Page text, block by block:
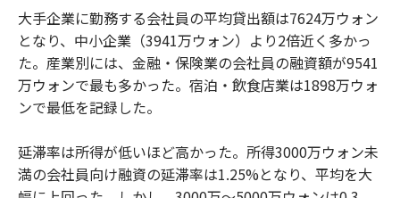
大手企業に勤務する会社員の平均貸出額は7624万ウォン
となり、中小企業（3941万ウォン）より2倍近く多かっ
た。産業別には、金融・保険業の会社員の融資額が9541
万ウォンで最も多かった。宿泊・飲食店業は1898万ウォ
ンで最低を記録した。
延滞率は所得が低いほど高かった。所得3000万ウォン未
満の会社員向け融資の延滞率は1.25%となり、平均を大